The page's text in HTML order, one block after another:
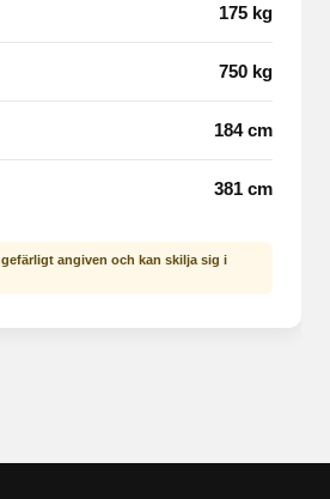
175 kg
750 kg
184 cm
381 cm
angiven och kan skilja sig i